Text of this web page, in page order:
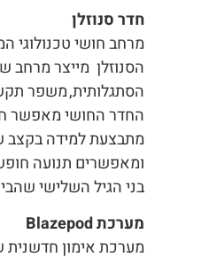
חדר סנוזלן
מרחב חושי טכנולוגי
הסנוזלן מייצר מרחב
הסתגלותית, משפר
החדר החושי מאפשר
מתבצעת למידה בקצב
ומאפשרים תנועה
בני הגיל השלישי
מערכת Blazepod
מערכת אימון חדשנית